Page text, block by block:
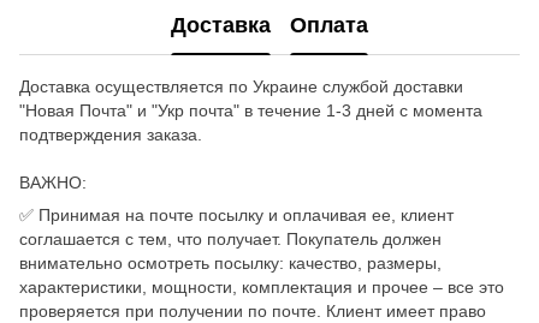
Доставка Оплата
Доставка осуществляется по Украине службой доставки
"Новая Почта" и "Укр почта" в течение 1-3 дней с момента
подтверждения заказа.
ВАЖНО:
✅ Принимая на почте посылку и оплачивая ее, клиент
соглашается с тем, что получает. Покупатель должен
внимательно осмотреть посылку: качество, размеры,
характеристики, мощности, комплектация и прочее – все это
проверяется при получении по почте. Клиент имеет право